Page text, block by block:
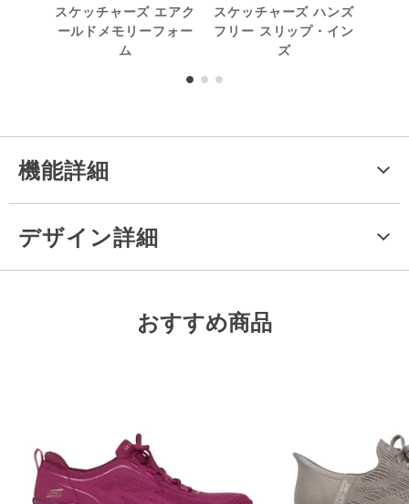
スケッチャーズ エアク
ールドメモリーフォー
ム
スケッチャーズ ハンズ
フリー スリップ・イン
ズ
機能詳細
デザイン詳細
おすすめ商品